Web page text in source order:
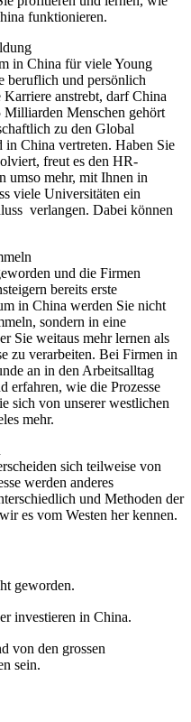
funktionieren.
in China für viele Young
beruflich und persönlich
anstrebt, darf China
Menschen gehört
zu den Global
China vertreten. Haben Sie
freut es den HR-
umso mehr, mit Ihnen in
viele Universitäten ein
verlangen. Dabei können
und die Firmen
bereits erste
in China werden Sie nicht
sondern in eine
Sie weitaus mehr lernen als
zu verarbeiten. Bei Firmen in
an in den Arbeitsalltag
erfahren, wie die Prozesse
sich von unserer westlichen
mehr.
sich teilweise von
werden anderes
und Methoden der
es vom Westen her kennen.
geworden.
investieren in China.
von den grossen
sein.